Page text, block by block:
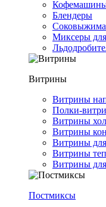
Блендеры
Миксеры
Витрины
Витрины
Полки-
Витрины
Витрины
Витрины
Витрины
Витрины
Постмиксы